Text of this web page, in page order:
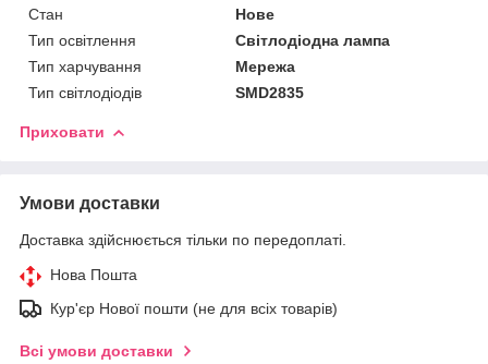
Стан
Нове
Тип освітлення
Світлодіодна лампа
Тип харчування
Мережа
Тип світлодіодів
SMD2835
Приховати
Умови доставки
Доставка здійснюється тільки по передоплаті.
Нова Пошта
Кур'єр Нової пошти (не для всіх товарів)
Всі умови доставки